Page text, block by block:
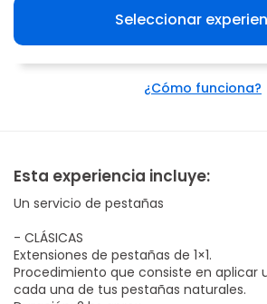
Seleccionar
¿Cómo funciona?
Esta experiencia incluye:
Un servicio de pestañas
- CLÁSICAS
Extensiones de pestañas de 1×1.
Procedimiento que consiste en aplicar
cada una de tus pestañas naturales.